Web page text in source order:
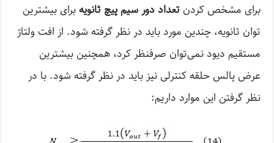
برای مشخص کردنتعداد دور سیم پیچ ثانویهبرای بیشترین
توان ثانویه، چندین مورد باید در نظر گرفته شود. از افت ولتاژ
مستقیم دیود نمی‌توان صرفنظر کرد، همچنین بیشترین
عرض پالس حلقه کنترلی نیز باید در نظر گرفته شود. با در
نظر گرفتن این موارد داریم: